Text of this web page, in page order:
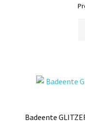
Badeente